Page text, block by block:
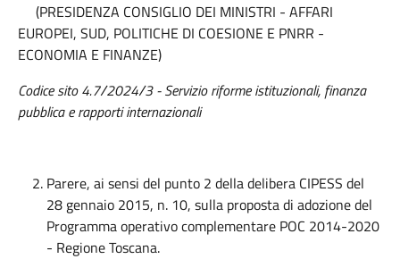
(PRESIDENZA CONSIGLIO DEI MINISTRI - AFFARI
EUROPEI, SUD, POLITICHE DI COESIONE E PNRR -
ECONOMIA E FINANZE)
Codice sito 4.7/2024/3 - Servizio riforme istituzionali, finanza
pubblica e rapporti internazionali
Parere, ai sensi del punto 2 della delibera CIPESS del
28 gennaio 2015, n. 10, sulla proposta di adozione del
Programma operativo complementare POC 2014-2020
- Regione Toscana.